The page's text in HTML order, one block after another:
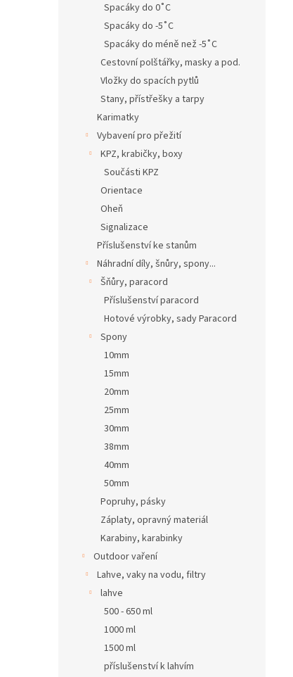
Spacáky do 0˚C
Spacáky do -5˚C
Spacáky do méně než -5˚C
Cestovní polštářky, masky a pod.
Vložky do spacích pytlů
Stany, přístřešky a tarpy
Karimatky
Vybavení pro přežití
KPZ, krabičky, boxy
Součásti KPZ
Orientace
Oheň
Signalizace
Příslušenství ke stanům
Náhradní díly, šnůry, spony...
Šňůry, paracord
Příslušenství paracord
Hotové výrobky, sady Paracord
Spony
10mm
15mm
20mm
25mm
30mm
38mm
40mm
50mm
Popruhy, pásky
Záplaty, opravný materiál
Karabiny, karabinky
Outdoor vaření
Lahve, vaky na vodu, filtry
lahve
500 - 650 ml
1000 ml
1500 ml
příslušenství k lahvím